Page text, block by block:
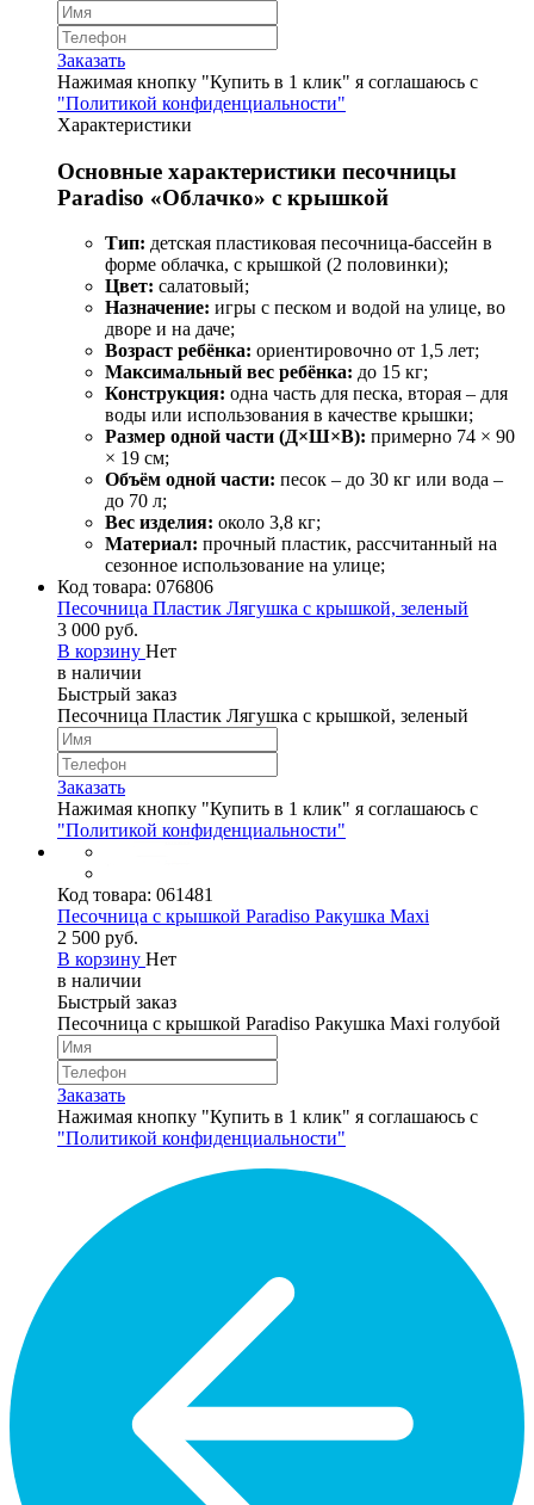
Заказать
Нажимая кнопку "Купить в 1 клик" я соглашаюсь с
"Политикой конфиденциальности"
Характеристики
Основные характеристики песочницы
Paradiso «Облачко» с крышкой
Тип: детская пластиковая песочница-бассейн в
форме облачка, с крышкой (2 половинки);
Цвет: салатовый;
Назначение: игры с песком и водой на улице, во
дворе и на даче;
Возраст ребёнка: ориентировочно от 1,5 лет;
Максимальный вес ребёнка: до 15 кг;
Конструкция: одна часть для песка, вторая – для
воды или использования в качестве крышки;
Размер одной части (Д×Ш×В): примерно 74 × 90
× 19 см;
Объём одной части: песок – до 30 кг или вода –
до 70 л;
Вес изделия: около 3,8 кг;
Материал: прочный пластик, рассчитанный на
сезонное использование на улице;
Код товара: 076806
Песочница Пластик Лягушка с крышкой, зеленый
3 000 руб.
В корзину Нет
в наличии
Быстрый заказ
Песочница Пластик Лягушка с крышкой, зеленый
Заказать
Нажимая кнопку "Купить в 1 клик" я соглашаюсь с
"Политикой конфиденциальности"
Код товара: 061481
Песочница с крышкой Paradiso Ракушка Maxi
2 500 руб.
В корзину Нет
в наличии
Быстрый заказ
Песочница с крышкой Paradiso Ракушка Maxi голубой
Заказать
Нажимая кнопку "Купить в 1 клик" я соглашаюсь с
"Политикой конфиденциальности"